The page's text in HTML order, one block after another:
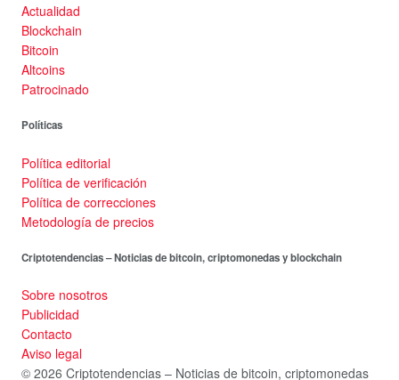
Actualidad
Blockchain
Bitcoin
Altcoins
Patrocinado
Políticas
Política editorial
Política de verificación
Política de correcciones
Metodología de precios
Criptotendencias – Noticias de bitcoin, criptomonedas y blockchain
Sobre nosotros
Publicidad
Contacto
Aviso legal
© 2026 Criptotendencias – Noticias de bitcoin, criptomonedas